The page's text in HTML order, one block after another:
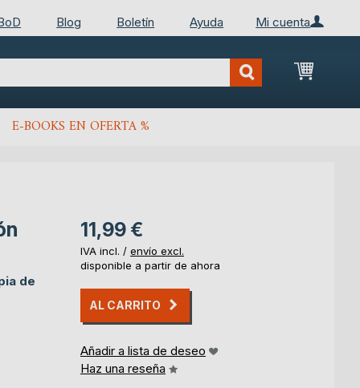
Mi cuenta
Blog Boletín Ayuda
Mi
E-BOOKS EN OFERTA %
de
11,99 €
IVA incl. / envío excl.
disponible a partir de ahora
AL CARRITO
Añadir a lista de deseo
Haz una reseña